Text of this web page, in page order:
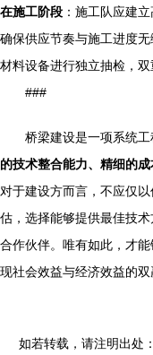
在施工阶段 ：施工队应建
确保供应节奏与施工进度
材料设备进行独立抽检，双
###
桥梁建设是一项系统工
的技术整合能力、精细的
对于建设方而言，不应仅
估，选择能够提供最佳技
合作伙伴。唯有如此，才
现社会效益与经济效益的双
如若转载，请注明出处